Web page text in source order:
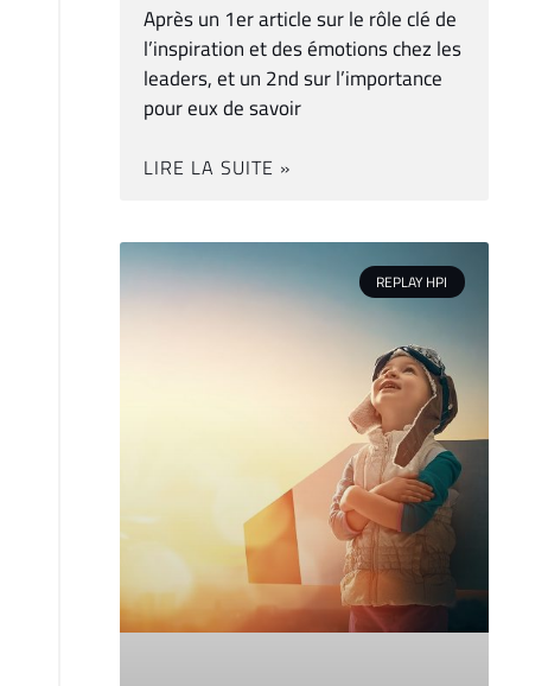
Après un 1er article sur le rôle clé de
l’inspiration et des émotions chez les
leaders, et un 2nd sur l’importance
pour eux de savoir
LIRE LA SUITE »
REPLAY HPI